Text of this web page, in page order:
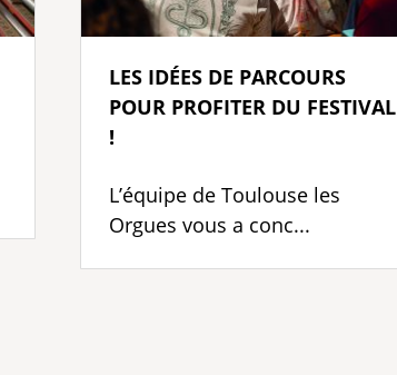
LES IDÉES DE PARCOURS
POUR PROFITER DU FESTIVAL
!
L’équipe de Toulouse les
Orgues vous a conc...